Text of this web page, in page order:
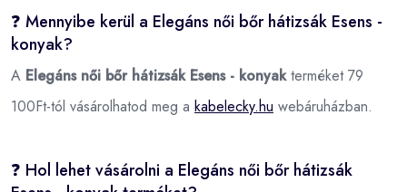
❓ Mennyibe kerül a Elegáns női bőr hátizsák Esens -
konyak?
A Elegáns női bőr hátizsák Esens - konyakterméket 79
100Ft-tól vásárolhatod meg a kabelecky.hu webáruházban.
❓ Hol lehet vásárolni a Elegáns női bőr hátizsák